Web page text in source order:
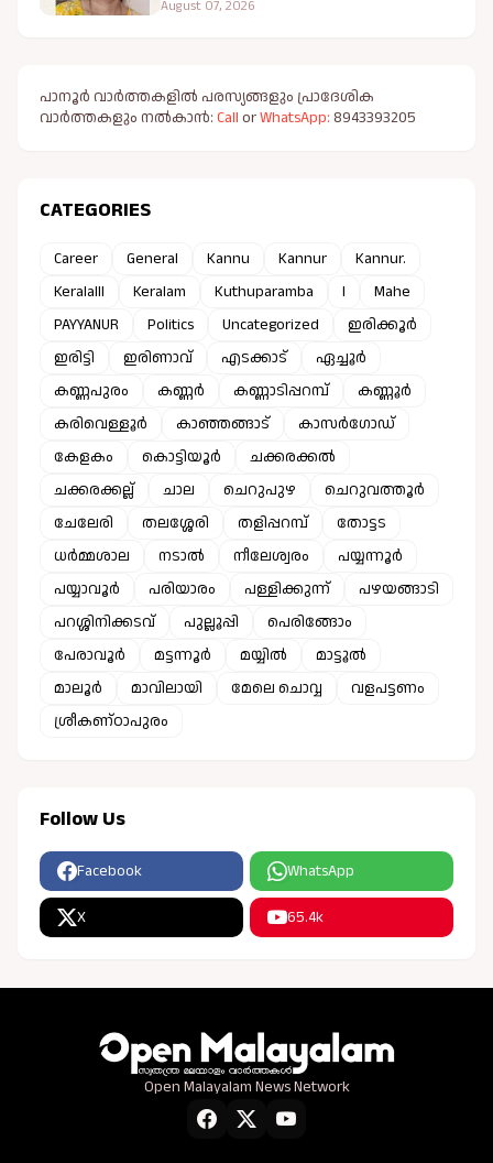
August 07, 2026
പാനൂർ വാർത്തകളിൽ പരസ്യങ്ങളും പ്രാദേശിക
വാർത്തകളും നൽകാൻ: Call orWhatsApp: 8943393205
CATEGORIES
Career General Kannu Kannur
Kannur.
Keralalll
Keralam Kuthuparamba l
Mahe
PAYYANUR
Politics Uncategorized
ഇരിക്കൂർ
ഇരിട്ടി
ഇരിണാവ് എടക്കാട്
ഏച്ചൂർ
കണ്ണപുരം
കണ്ണർ കണ്ണാടിപ്പറമ്പ്
കണ്ണൂർ
കരിവെള്ളൂർ
കാഞ്ഞങ്ങാട്
കാസർഗോഡ്
കേളകം
കൊട്ടിയൂർ
ചക്കരക്കൽ
ചക്കരക്കല്ല്
ചാല ചെറുപുഴ
ചെറുവത്തൂർ
ചേലേരി
തലശ്ശേരി തളിപ്പറമ്പ്
തോട്ടട
ധർമ്മശാല
നടാൽ നീലേശ്വരം
പയ്യന്നൂർ
പയ്യാവൂർ
പരിയാരം പള്ളിക്കുന്ന്
പഴയങ്ങാടി
പറശ്ശിനിക്കടവ്
പുല്ലൂപ്പി
പെരിങ്ങോം
പേരാവൂർ
മട്ടന്നൂർ മയ്യിൽ
മാട്ടൂൽ
മാലൂർ
മാവിലായി മേലെ ചൊവ്വ
വളപട്ടണം
ശ്രീകണ്ഠാപുരം
Follow Us
Facebook WhatsApp
X 65.4k
Open Malayalam News Network